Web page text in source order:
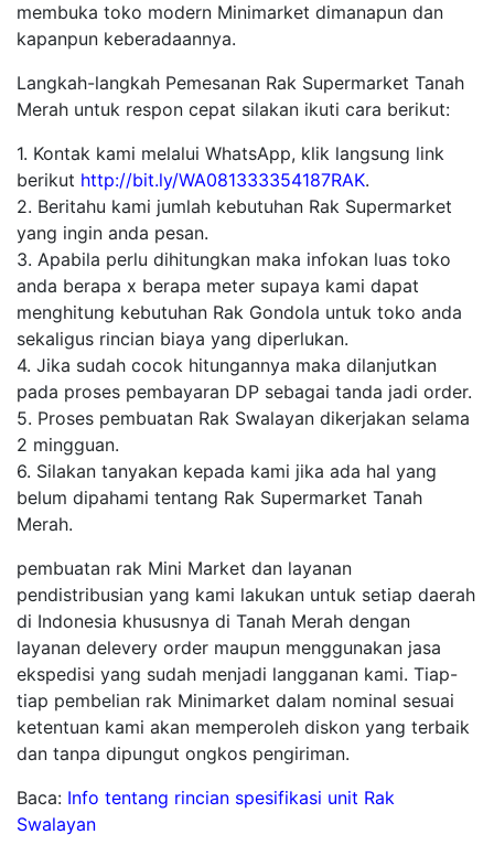
membuka toko modern Minimarket dimanapun dan
kapanpun keberadaannya.
Langkah-langkah Pemesanan Rak Supermarket Tanah
Merah untuk respon cepat silakan ikuti cara berikut:
1. Kontak kami melalui WhatsApp, klik langsung link
berikut http://bit.ly/WA081333354187RAK.
2. Beritahu kami jumlah kebutuhan Rak Supermarket
yang ingin anda pesan.
3. Apabila perlu dihitungkan maka infokan luas toko
anda berapa x berapa meter supaya kami dapat
menghitung kebutuhan Rak Gondola untuk toko anda
sekaligus rincian biaya yang diperlukan.
4. Jika sudah cocok hitungannya maka dilanjutkan
pada proses pembayaran DP sebagai tanda jadi order.
5. Proses pembuatan Rak Swalayan dikerjakan selama
2 mingguan.
6. Silakan tanyakan kepada kami jika ada hal yang
belum dipahami tentang Rak Supermarket Tanah
Merah.
pembuatan rak Mini Market dan layanan
pendistribusian yang kami lakukan untuk setiap daerah
di Indonesia khususnya di Tanah Merah dengan
layanan delevery order maupun menggunakan jasa
ekspedisi yang sudah menjadi langganan kami. Tiap-
tiap pembelian rak Minimarket dalam nominal sesuai
ketentuan kami akan memperoleh diskon yang terbaik
dan tanpa dipungut ongkos pengiriman.
Baca: Info tentang rincian spesifikasi unit Rak
Swalayan